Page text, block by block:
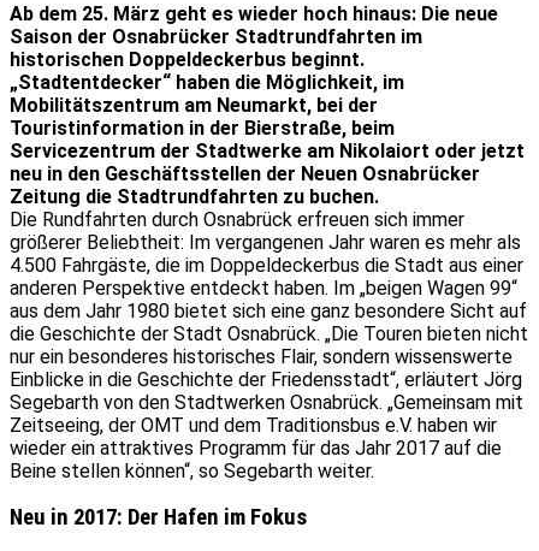
Ab dem 25. März geht es wieder hoch hinaus: Die neue
Saison der Osnabrücker Stadtrundfahrten im
historischen Doppeldeckerbus beginnt.
„Stadtentdecker“ haben die Möglichkeit, im
Mobilitätszentrum am Neumarkt, bei der
Touristinformation in der Bierstraße, beim
Servicezentrum der Stadtwerke am Nikolaiort oder jetzt
neu in den Geschäftsstellen der Neuen Osnabrücker
Zeitung die Stadtrundfahrten zu buchen.
Die Rundfahrten durch Osnabrück erfreuen sich immer
größerer Beliebtheit: Im vergangenen Jahr waren es mehr als
4.500 Fahrgäste, die im Doppeldeckerbus die Stadt aus einer
anderen Perspektive entdeckt haben. Im „beigen Wagen 99“
aus dem Jahr 1980 bietet sich eine ganz besondere Sicht auf
die Geschichte der Stadt Osnabrück. „Die Touren bieten nicht
nur ein besonderes historisches Flair, sondern wissenswerte
Einblicke in die Geschichte der Friedensstadt“, erläutert Jörg
Segebarth von den Stadtwerken Osnabrück. „Gemeinsam mit
Zeitseeing, der OMT und dem Traditionsbus e.V. haben wir
wieder ein attraktives Programm für das Jahr 2017 auf die
Beine stellen können“, so Segebarth weiter.
Neu in 2017: Der Hafen im Fokus